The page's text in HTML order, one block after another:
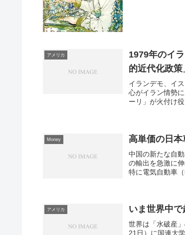
アメリカ
1979年のイ
的近代化政
イランデモ、イ
心がイラン情勢
ーリ」が火付け
Money 高単価の日
中国の新たな自
の輸出を急激に
特に電気自動車
アメリカ いま世界中
世界は「水破産
21日）に国連大